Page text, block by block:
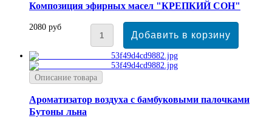
Композиция эфирных масел "КРЕПКИЙ СОН"
2080 руб
Описание товара
Ароматизатор воздуха с бамбуковыми палочками
Бутоны льна